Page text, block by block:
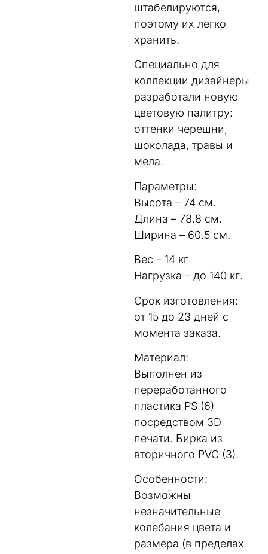
штабелируются,
поэтому их легко
хранить.
Специально для
коллекции дизайнеры
разработали новую
цветовую палитру:
оттенки черешни,
шоколада, травы и
мела.
Параметры:
Высота – 74 см.
Длина – 78.8 см.
Ширина – 60.5 см.
Вес – 14 кг
Нагрузка – до 140 кг.
Срок изготовления:
от 15 до 23 дней с
момента заказа.
Материал:
Выполнен из
переработанного
пластика PS (6)
посредством 3D
печати. Бирка из
вторичного PVC (3).
Особенности:
Возможны
незначительные
колебания цвета и
размера (в пределах